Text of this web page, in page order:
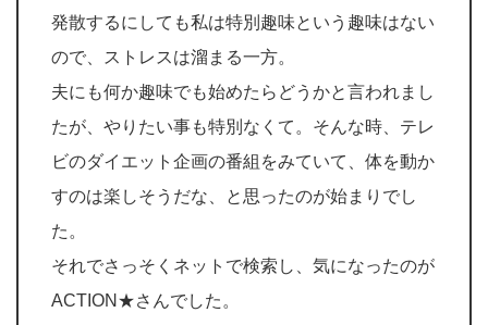
発散するにしても私は特別趣味という趣味はない
ので、ストレスは溜まる一方。
夫にも何か趣味でも始めたらどうかと言われまし
たが、やりたい事も特別なくて。そんな時、テレ
ビのダイエット企画の番組をみていて、体を動か
すのは楽しそうだな、と思ったのが始まりでし
た。
それでさっそくネットで検索し、気になったのが
ACTION★さんでした。